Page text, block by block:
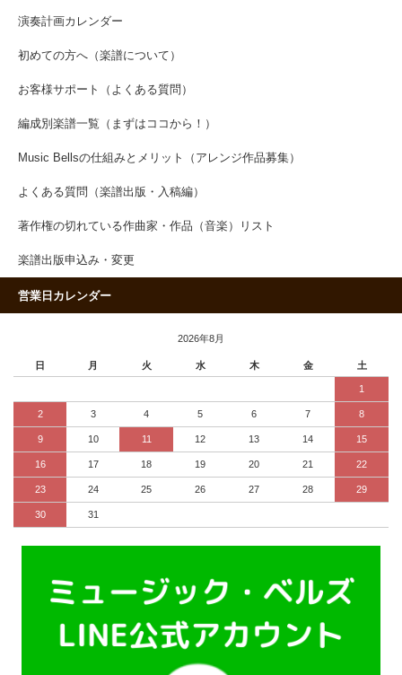
演奏計画カレンダー
初めての方へ（楽譜について）
お客様サポート（よくある質問）
編成別楽譜一覧（まずはココから！）
Music Bellsの仕組みとメリット（アレンジ作品募集）
よくある質問（楽譜出版・入稿編）
著作権の切れている作曲家・作品（音楽）リスト
楽譜出版申込み・変更
営業日カレンダー
2026年8月
日 月 火 水 木 金 土
1
2 3 4 5 6 7 8
9 10 11 12 13 14 15
16 17 18 19 20 21 22
23 24 25 26 27 28 29
30 31